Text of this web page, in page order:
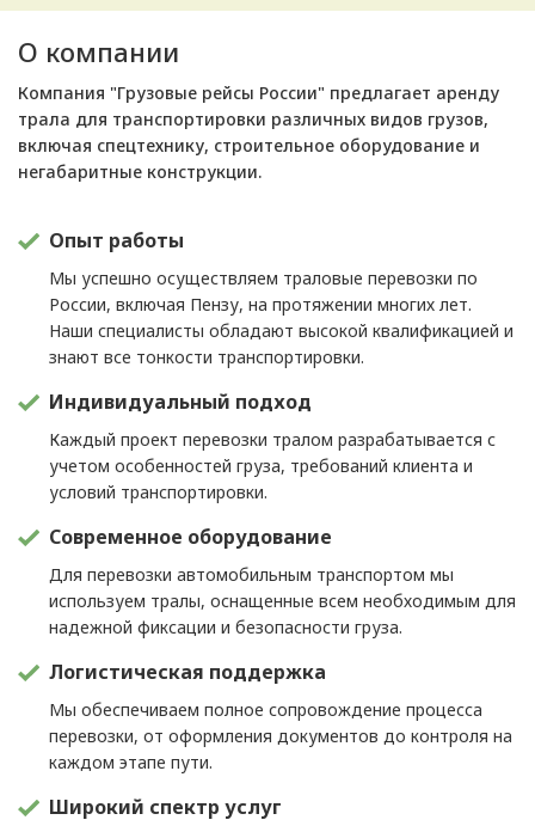
О компании
Компания "Грузовые рейсы России" предлагает аренду
трала для транспортировки различных видов грузов,
включая спецтехнику, строительное оборудование и
негабаритные конструкции.
Опыт работы
Мы успешно осуществляем траловые перевозки по
России, включая Пензу, на протяжении многих лет.
Наши специалисты обладают высокой квалификацией и
знают все тонкости транспортировки.
Индивидуальный подход
Каждый проект перевозки тралом разрабатывается с
учетом особенностей груза, требований клиента и
условий транспортировки.
Современное оборудование
Для перевозки автомобильным транспортом мы
используем тралы, оснащенные всем необходимым для
надежной фиксации и безопасности груза.
Логистическая поддержка
Мы обеспечиваем полное сопровождение процесса
перевозки, от оформления документов до контроля на
каждом этапе пути.
Широкий спектр услуг